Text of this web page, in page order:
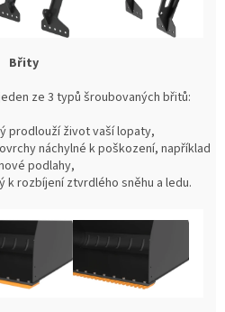
Břity
ze 3 typů šroubovaných břitů:
prodlouží život vaší lopaty,
náchylné k poškození, například
podlahy,
k rozbíjení ztvrdlého sněhu a ledu.